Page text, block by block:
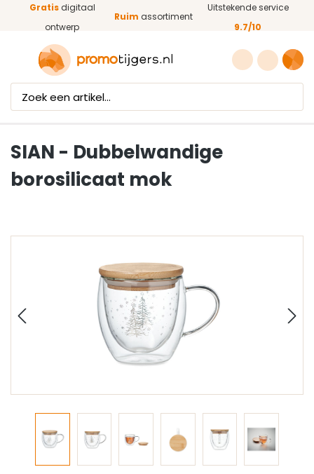
Ga naar de hoofdinhoud
Gratisdigitaal
ontwerp
Ruim assortiment
Uitstekende service
9.7/10
SIAN - Dubbelwandige
borosilicaat mok